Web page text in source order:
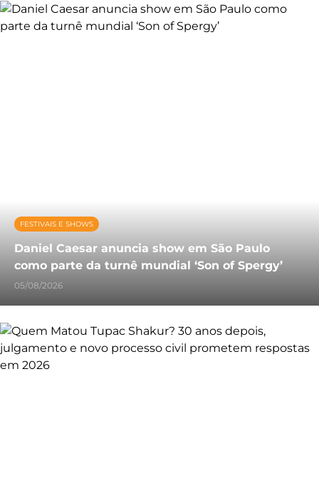
FESTIVAIS E SHOWS
Daniel Caesar anuncia show em São Paulo
como parte da turnê mundial ‘Son of Spergy’
05/08/2026